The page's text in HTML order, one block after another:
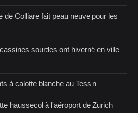
de Colliare fait peau neuve pour les
sourdes ont hiverné en ville
à calotte blanche au Tessin
haussecol à l'aéroport de Zurich